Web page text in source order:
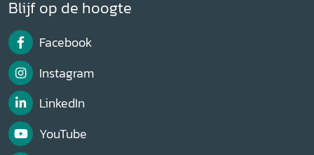
Blijf op de hoogte
Facebook
Instagram
LinkedIn
YouTube